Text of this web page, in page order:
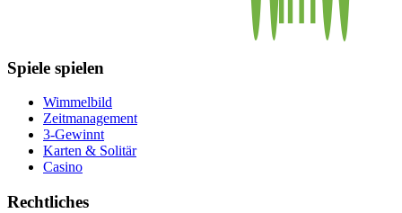
Spiele spielen
Wimmelbild
Zeitmanagement
3-Gewinnt
Karten & Solitär
Casino
Rechtliches